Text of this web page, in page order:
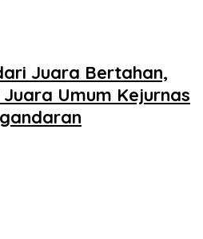
Juara Bertahan,
Umum Kejurnas